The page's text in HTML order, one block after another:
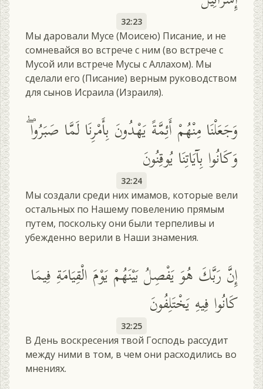
32:23
Мы даровали Мусе (Моисею) Писание, и не
сомневайся во встрече с ним (во встрече с
Мусой или встрече Мусы с Аллахом). Мы
сделали его (Писание) верным руководством
для сынов Исраила (Израиля).
وَجَعَلْنَا مِنْهُمْ أَئِمَّةً يَهْدُونَ بِأَمْرِنَا لَمَّا صَبَرُوا ۖ
وَكَانُوا بِآيَاتِنَا يُوقِنُونَ
32:24
Мы создали среди них имамов, которые вели
остальных по Нашему повелению прямым
путем, поскольку они были терпеливы и
убежденно верили в Наши знамения.
إِنَّ رَبَّكَ هُوَ يَفْصِلُ بَيْنَهُمْ يَوْمَ الْقِيَامَةِ فِيمَا
كَانُوا فِيهِ يَخْتَلِفُونَ
32:25
В День воскресения твой Господь рассудит
между ними в том, в чем они расходились во
мнениях.